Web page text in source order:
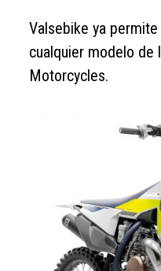
Valsebike ya
cualquier modelo de
Motorcycles.